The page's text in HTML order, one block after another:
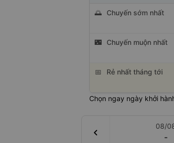
🌅 Chuyến sớm nhất
🌃 Chuyến muộn nhất
📅 Rẻ nhất tháng tới
Chọn ngay ngày khởi
chevron_left
08/
-